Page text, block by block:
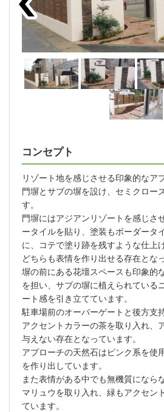
コンセプト
リゾート地を感じさせる印象的なア
門塀とサブの塀を設け、セミクロー
す。
門塀にはアジアンリゾートを感じさ
ータイルを貼り、塗装もボーダータ
に、コテで塗り跡を残すような仕上
どちらも表情を作り出せる存在とな
塀の前にある花壇スペースも印象的
を担い、サブの塀に植えられている
ート感を引き立てています。
駐車場前のオーバーゲートと後方支
アクセントカラーの茶を取り入れ、
与えない存在となっています。
アプローチの天然石はピンク系を使
を作り出しています。
また表情がある中でも無機質になら
マリュウを取り入れ、緑もアクセン
ています。